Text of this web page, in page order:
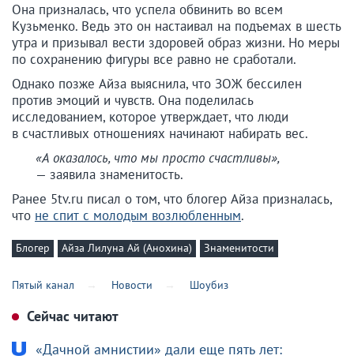
Она призналась, что успела обвинить во всем
Кузьменко. Ведь это он настаивал на подъемах в шесть
утра и призывал вести здоровей образ жизни. Но меры
по сохранению фигуры все равно не сработали.
Однако позже Айза выяснила, что ЗОЖ бессилен
против эмоций и чувств. Она поделилась
исследованием, которое утверждает, что люди
в счастливых отношениях начинают набирать вес.
«А оказалось, что мы просто счастливы»,
— заявила знаменитость.
Ранее 5tv.ru писал о том, что блогер Айза призналась,
что не спит с молодым возлюбленным.
Блогер Айза Лилуна Ай (Анохина) Знаменитости
Пятый канал Новости Шоубиз
Сейчас читают
«Дачной амнистии» дали еще пять лет: